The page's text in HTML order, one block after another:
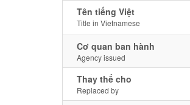
Tên tiếng Việt
Title in Vietnamese
Cơ quan ban hành
Agency issued
Thay thế cho
Replaced by